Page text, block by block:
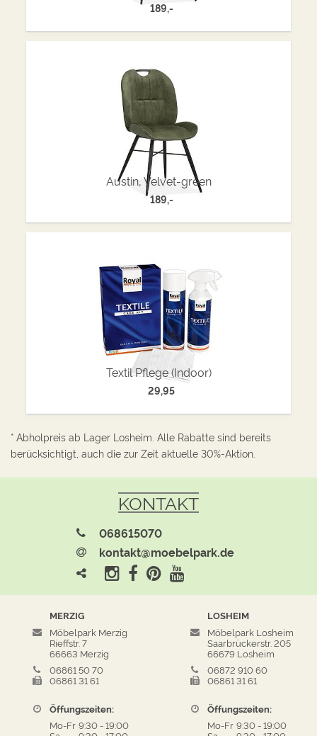
189,-
Austin, Velvet-green
189,-
Textil Pflege (Indoor)
29,95
* Abholpreis ab Lager Losheim. Alle Rabatte sind bereits
berücksichtigt, auch die zur Zeit aktuelle 30%-Aktion.
KONTAKT
068615070
kontakt@moebelpark.de
MERZIG
Möbelpark Merzig
Rieffstr. 7
66663 Merzig
06861 50 70
06861 31 61
Öffungszeiten:
Mo-Fr 9:30-19:00
LOSHEIM
Möbelpark Losheim
Saarbrückerstr. 205
66679 Losheim
06872 910 60
06861 31 61
Öffungszeiten:
Mo-Fr 9:30-19:00